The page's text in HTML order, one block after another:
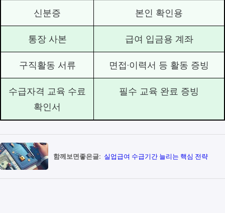
신분증 본인 확인용
통장 사본 급여 입금용 계좌
구직활동 서류 면접·이력서 등 활동 증빙
수급자격 교육 수료
확인서
필수 교육 완료 증빙
함께보면좋은글: 실업급여 수급기간 늘리는 핵심 전략